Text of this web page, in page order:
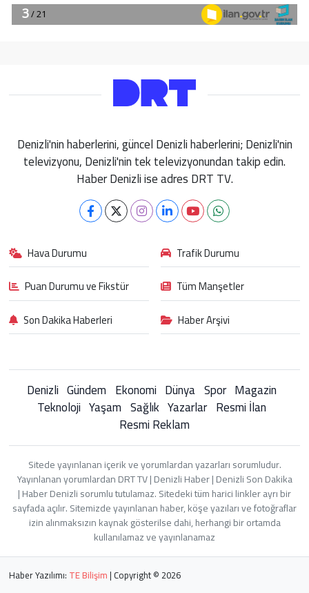
Denizli'nin haberlerini, güncel Denizli haberlerini; Denizli'nin
televizyonu, Denizli'nin tek televizyonundan takip edin.
Haber Denizli ise adres DRT TV.
Hava Durumu
Trafik Durumu
Puan Durumu ve Fikstür
Tüm Manşetler
Son Dakika Haberleri
Haber Arşivi
Denizli Gündem Ekonomi Dünya Spor Magazin
Teknoloji Yaşam Sağlık Yazarlar Resmi İlan
Resmi Reklam
Sitede yayınlanan içerik ve yorumlardan yazarları sorumludur.
Yayınlanan yorumlardan DRT TV | Denizli Haber | Denizli Son Dakika
| Haber Denizli sorumlu tutulamaz. Sitedeki tüm harici linkler ayrı bir
sayfada açılır. Sitemizde yayınlanan haber, köşe yazıları ve fotoğraflar
izin alınmaksızın kaynak gösterilse dahi, herhangi bir ortamda
kullanılamaz ve yayınlanamaz
Haber Yazılımı: TE Bilişim| Copyright © 2026